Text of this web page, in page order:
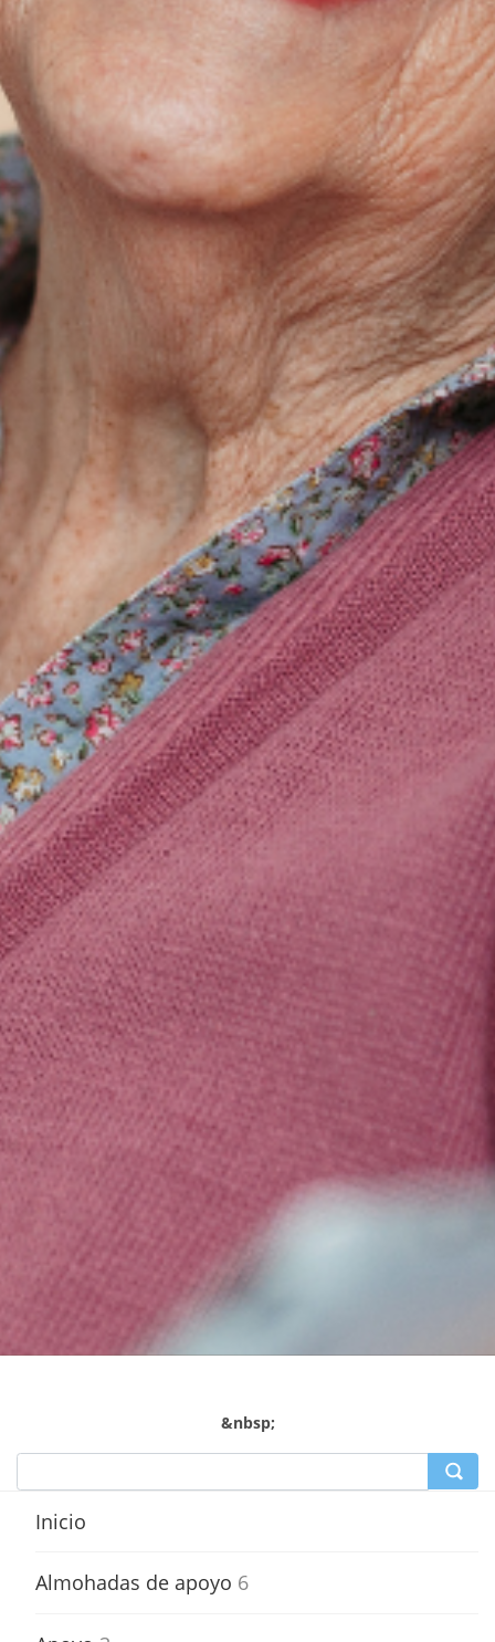
&nbsp;
Inicio
Almohadas de apoyo 6